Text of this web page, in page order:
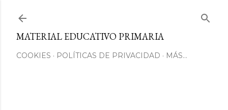
MATERIAL EDUCATIVO PRIMARIA
COOKIES POLÍTICAS DE PRIVACIDAD MÁS…